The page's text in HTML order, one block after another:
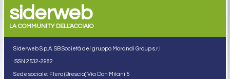
siderweb
LA COMMUNITY DELL'ACCIAIO
Siderweb S.p.A. SB Società del gruppo Morandi Group s.r.l.
ISSN 2532-2982
Sede sociale: Flero (Brescia) Via Don Milani 5